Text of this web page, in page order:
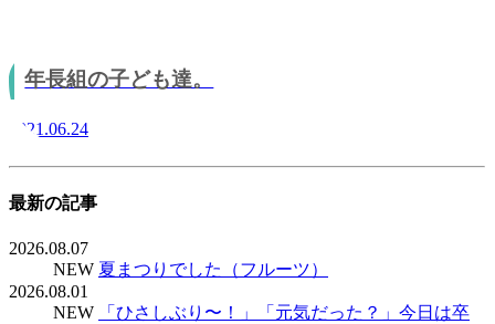
年長組の子ども達。
2021.06.24
最新の記事
2026.08.07
NEW 夏まつりでした（フルーツ）
2026.08.01
NEW
「ひさしぶり〜！」「元気だった？」今日は卒